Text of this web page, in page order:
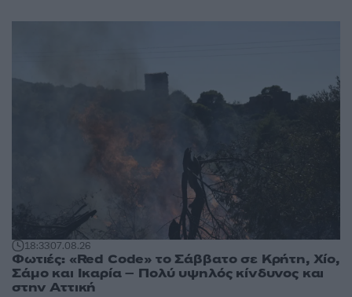
18:3307.08.26
Φωτιές: «Red Code» το Σάββατο σε Κρήτη, Χίο,
Σάμο και Ικαρία – Πολύ υψηλός κίνδυνος και
στην Αττική